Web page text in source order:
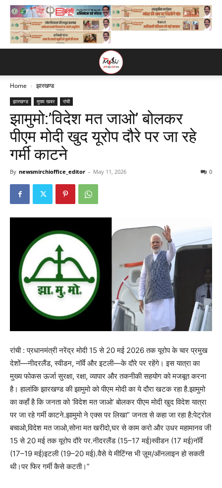
Home झारखण्ड
झारखण्ड मुख्य खबर रांची
झामुमो:’विदेश मत जाओ’ बोलकर
पीएम मोदी खुद यूरोप दौरे पर जा रहे
गर्मी काटने
By newsmirchioffice_editor - May 11, 2026 0
रांची : प्रधानमंत्री नरेंद्र मोदी 15 से 20 मई 2026 तक यूरोप के चार प्रमुख
देशों—नीदरलैंड, स्वीडन, नॉर्वे और इटली—के दौरे पर रहेंगे। इस यात्रा का
मुख्य फोकस ऊर्जा सुरक्षा, रक्षा, व्यापार और तकनीकी सहयोग को मजबूत करना
है। हालांकि झारखण्ड की झामुमो को पीएम मोदी का ये दौरा खटक रहा है.झामुमो
का कहाँ है कि जनता को ‘विदेश मत जाओ’ बोलकर पीएम मोदी खुद विदेश यात्रा
पर जा रहे गर्मी काटने.झामुमो ने एक्स पर लिखा” जनता से कहा जा रहा है:पेट्रोल
बचाओ,विदेश मत जाओ,सोना मत खरीदो,घर से काम करो और उधर महामानव जी
15 से 20 मई तक यूरोप दौरे पर.नीदरलैंड (15–17 मई)स्वीडन (17 मई)नॉर्वे
(17–19 मई)इटली (19–20 मई).वैसे ये मीटिंग्स भी ज़ूम/ऑनलाइन हो सकती
थी।पर फिर गर्मी कैसे कटती।”